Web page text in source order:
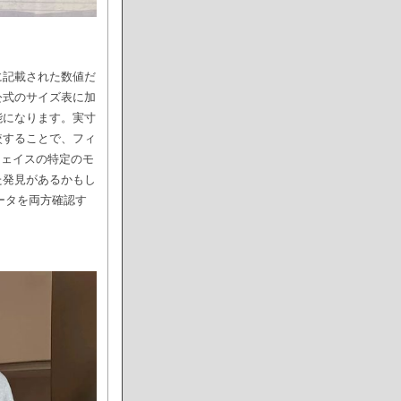
載された数値だ
のサイズ表に加
なります。実寸
ることで、フィ
イスの特定のモ
見があるかもし
タを両方確認す